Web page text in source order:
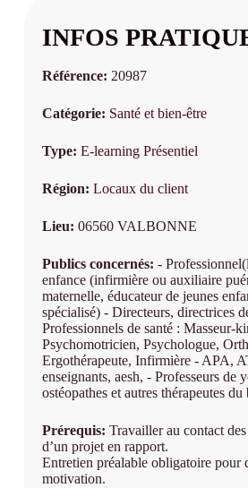
INFOS
Référence: 20987
Catégorie: Santé et bien-être
Type: E-learning Présentiel
Région: Locaux du client
Lieu: 06560 VALBONNE
Publics concernés: -
enfance (infirmière ou auxiliaire
maternelle, éducateur de jeunes
spécialisé) - Directeurs, directrices
Professionnels de santé : Masseur-
Psychomotricien, Psychologue,
Ergothérapeute, Infirmière - APA,
enseignants, aesh, - Professeurs de
ostéopathes et autres thérapeutes du
Prérequis: Travailler au contact
d’un projet en rapport.
Entretien préalable obligatoire pour
motivation.